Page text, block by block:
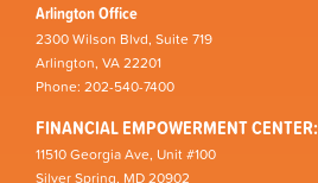
Arlington Office
2300 Wilson Blvd, Suite 719
Arlington, VA 22201
Phone: 202-540-7400
FINANCIAL EMPOWERMENT CENTER:
11510 Georgia Ave, Unit #100
Silver Spring, MD 20902